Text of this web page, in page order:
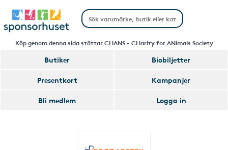
Köp genom denna sida stöttar CHANS - CHarity for ANimals Society
Butiker
Biobiljetter
Presentkort
Kampanjer
Bli medlem
Logga in